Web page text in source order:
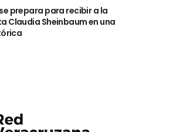
prepara para recibir a la
Claudia Sheinbaum en una